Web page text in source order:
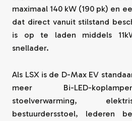
maximaal 140 kW (190 pk) en
dat direct vanuit stilstand
is op te laden middels
snellader.
Als LSX is de D-Max EV
meer Bi-LED-
stoelverwarming,
bestuurdersstoel, lederen